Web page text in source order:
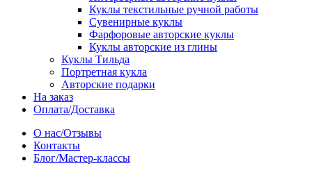
Куклы текстильные ручной работы
Сувенирные куклы
Фарфоровые авторские куклы
Куклы авторские из глины
Куклы Тильда
Портретная кукла
Авторские подарки
На заказ
Оплата/Доставка
О нас/Отзывы
Контакты
Блог/Мастер-классы